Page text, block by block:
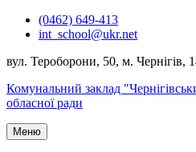
Перейти(0462) 649-413
int_school@ukr.net
вул. Тероборони, 50, м. Чернігів,
Комунальний заклад
обласної ради
Меню